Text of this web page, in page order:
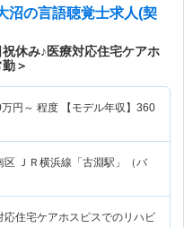
沼の言語聴覚士求人(契
休み♪医療対応住宅ケアホ
＞
万円～ 程度 【モデル年収】 360
区 ＪＲ横浜線「古淵駅」（バ
応住宅ケアホスピスでのリハビ